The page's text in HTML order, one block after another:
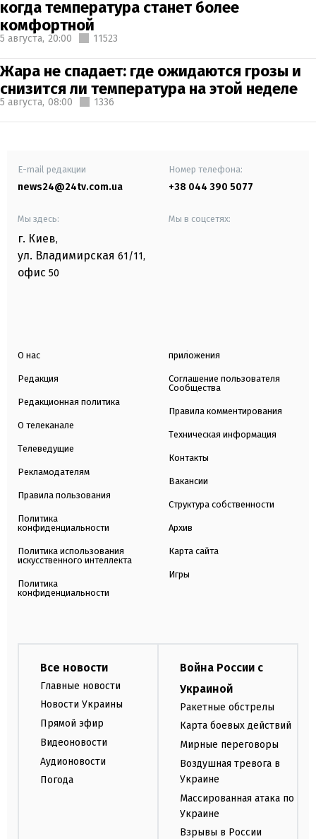
когда температура станет более
комфортной
5 августа, 20:00 11523
Жара не спадает: где ожидаются грозы и
снизится ли температура на этой неделе
5 августа, 08:00 1336
E-mail редакции
news24@24tv.com.ua
Номер телефона:
+38 044 390 5077
Мы здесь:
г. Киев,
ул. Владимирская 61/11,
офис 50
Мы в соцсетях:
О нас
Редакция
Редакционная политика
О телеканале
Телеведущие
Рекламодателям
Правила пользования
Политика
конфиденциальности
Политика использования
искусственного интеллекта
Политика
конфиденциальности
приложения
Соглашение пользователя
Сообщества
Правила комментирования
Техническая информация
Контакты
Вакансии
Структура собственности
Архив
Карта сайта
Игры
Все новости
Главные новости
Новости Украины
Прямой эфир
Видеоновости
Аудионовости
Погода
Война России с
Украиной
Ракетные обстрелы
Карта боевых действий
Мирные переговоры
Воздушная тревога в
Украине
Массированная атака по
Украине
Взрывы в России